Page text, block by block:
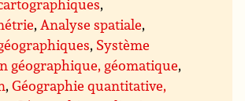
, Analyse spatiale,
, Système
géographique, géomatique,
,Géographie quantitative,